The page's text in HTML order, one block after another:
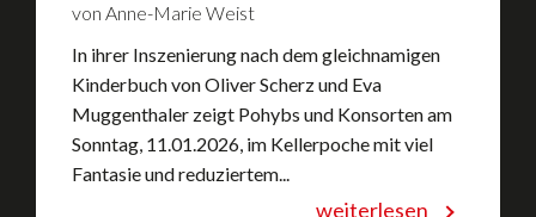
von Anne-Marie Weist
In ihrer Inszenierung nach dem gleichnamigen
Kinderbuch von Oliver Scherz und Eva
Muggenthaler zeigt Pohybs und Konsorten am
Sonntag, 11.01.2026, im Kellerpoche mit viel
Fantasie und reduziertem...
weiterlesen